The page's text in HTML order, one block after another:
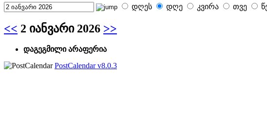
დღეს დღე კვირა თვე
<< 2 იანვარი 2026 >>
დაგეგმილი არაფერია
PostCalendar v8.0.3